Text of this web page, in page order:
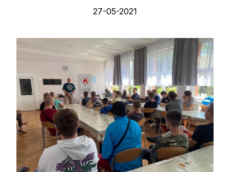
27-05-2021